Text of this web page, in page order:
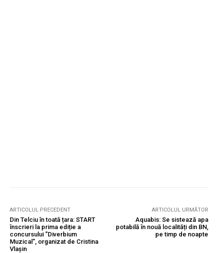
ARTICOLUL PRECEDENT
Din Telciu în toată țara: START
înscrieri la prima ediție a
concursului ”Diverbium
Muzical”, organizat de Cristina
Vlașin
ARTICOLUL URMĂTOR
Aquabis: Se sistează apa
potabilă în nouă localități din BN,
pe timp de noapte